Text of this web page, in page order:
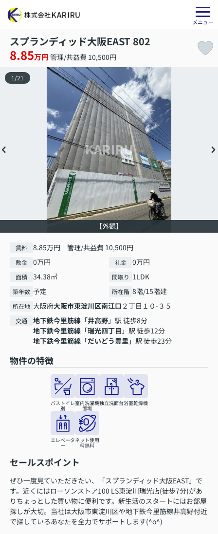
スプランディッド大阪EAST 802
8.85万円 管理/共益費 10,500円
【外観】
1 /21
賃料 8.85万円 管理/共益費 10,500円
敷金 0万円 礼金 0万円
面積 34.38㎡ 間取り 1LDK
築年数 予定 所在階 8階/15階建
所在地 大阪府大阪市東淀川区南江口 ２丁目１０-３５
交通 地下鉄今里筋線 「井高野」駅 徒歩8分
地下鉄今里筋線 「瑞光四丁目 」駅 徒歩12分
地下鉄今里筋線 「だいどう豊里」駅 徒歩23分
物件の特徴
バストイレ
別
室内洗濯機
置場
独立洗面台浴室乾燥機
エレベータ
ー
ネット使用
料無料
セールスポイント
ぜひ一度見ていただきたい、「スプランディッド大阪EAST」で
す。近くにはローソンストア100 LS東淀川瑞光店(徒歩7分)があ
りちょっとした買い物に便利です。新生活のスタートにはお部屋
探しが大切。当社は大阪市東淀川区や地下鉄今里筋線井高野付近
で探しているあなたを全力でサポートします(^o^)